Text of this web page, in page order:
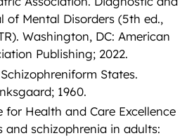
of Mental Disorders (5th ed.,
Washington, DC: American
Publishing; 2022.
States.
1960.
Health and Care Excellence
and schizophrenia in adults: